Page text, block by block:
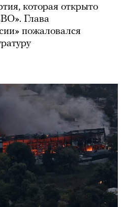
которая открыто
Глава
пожаловался